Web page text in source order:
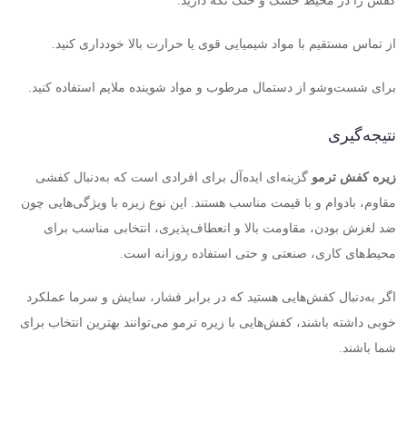
از تماس مستقیم با مواد شیمیایی قوی یا حرارت بالا خودداری کنید.
برای شست‌وشو از دستمال مرطوب و مواد شوینده ملایم استفاده کنید.
نتیجه‌گیری
زیره کفش ترمو گزینه‌ای ایده‌آل برای افرادی است که به‌دنبال کفشی
مقاوم، بادوام و با قیمت مناسب هستند. این نوع زیره با ویژگی‌هایی چون
ضد لغزش بودن، مقاومت بالا و انعطاف‌پذیری، انتخابی مناسب برای
محیط‌های کاری، صنعتی و حتی استفاده روزانه است.
اگر به‌دنبال کفش‌هایی هستید که در برابر فشار، سایش و سرما عملکرد
خوبی داشته باشند، کفش‌هایی با زیره ترمو می‌توانند بهترین انتخاب برای
شما باشند.